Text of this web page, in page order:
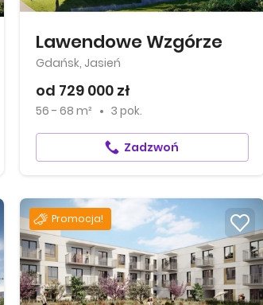
Lawendowe Wzgórze
Gdańsk, Jasień
od 729 000 zł
56 - 68 m² 3 pok.
Zadzwoń
Promocja!